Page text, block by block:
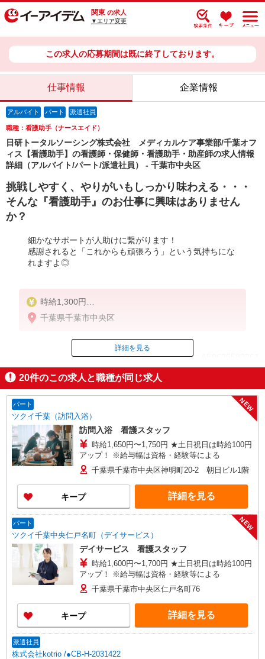
関東 の求人
▼エリア変更
この求人の応募期間は既に終了しております。
仕事情報 企業情報
アルバイト パート 派遣社員
職種：看護助手（ナースエイド）
日研トータルソーシング株式会社 メディカルケア事業部/千葉オフ
ィス【看護助手】の看護師・保健師・看護助手・助産師の求人情報
詳細（アルバイト/パート/派遣社員） - 千葉市中央区
挑戦しやすく、やりがいもしっかり味わえる・・・
そんな『看護助手』のお仕事に興味はありません
か？
細かなサポートが人助けに繋がります！
感謝されると「これからも頑張ろう」という気持ちにな
れますよ◎
時給1,300円
★週払いOK（規定あり）
千葉県千葉市中央区
ID：AE0626580261
掲載期間終了
詳細を見る
20件のこの求人と職種が同じ求人
パート
ツクイ千葉（訪問入浴）
NEW
訪問入浴 看護スタッフ
時給1,650円〜1,750円 ★土日祝日は時給100円
アップ！ ※給与幅は資格・経験等による
千葉県千葉市中央区神明町20-2 朝日ビル1階
キープ 詳細を見る
パート
ツクイ千葉中央仁戸名町（デイサービス）
NEW
デイサービス 看護スタッフ
時給1,600円〜1,700円 ★土日祝日は時給100円
アップ！ ※給与幅は資格・経験等による
千葉県千葉市中央区仁戸名町76
キープ 詳細を見る
派遣社員
株式会社kotrio /●CB-H-2031422